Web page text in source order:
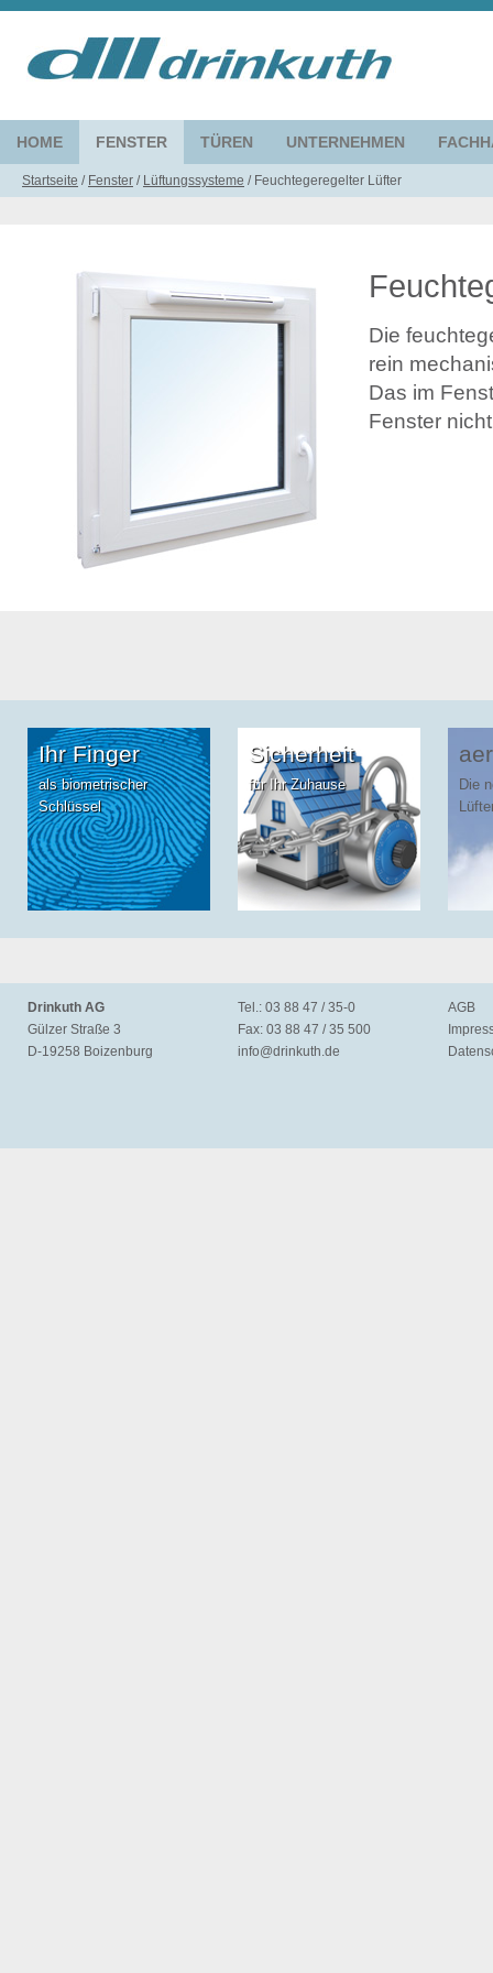
HOME FENSTER TÜREN UNTERNEHMEN
Startseite / Fenster / Lüftungssysteme / Feuchtegeregelter Lüfter
Die
rein
Das im
Fenster
Ihr Finger
als biometrischer
Schlüssel
Sicherheit
für Ihr Zuhause
Die
Drinkuth AG
Gülzer Straße 3
D-19258 Boizenburg
Tel.: 03 88 47 / 35-0
Fax: 03 88 47 / 35 500
info@drinkuth.de
AGB